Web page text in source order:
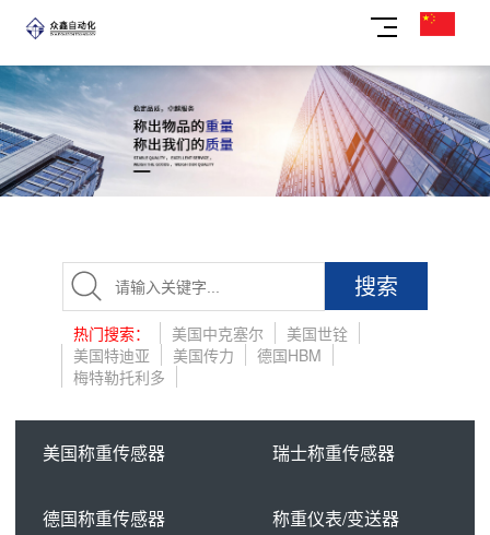
搜索
热门搜索： 美国中克塞尔
美国世铨
美国特迪亚
美国传力
德国HBM
梅特勒托利多
美国称重传感器 瑞士称重传感器
德国称重传感器 称重仪表/变送器